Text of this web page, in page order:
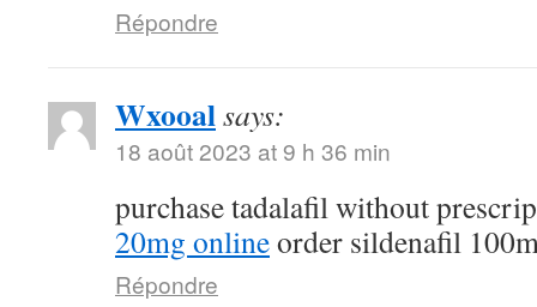
Répondre
Wxooalsays:
18 août 2023 at 9 h 36 min
purchase tadalafil without
20mg onlineorder sildenafil
Répondre